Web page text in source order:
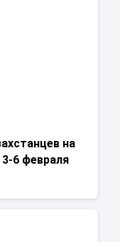
на
6 февраля